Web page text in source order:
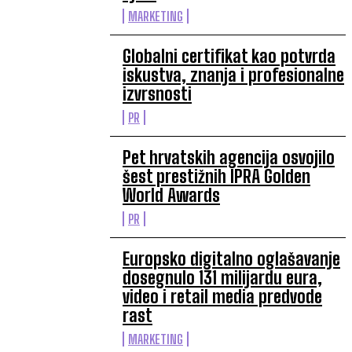
MARKETING
Globalni certifikat kao potvrda
iskustva, znanja i profesionalne
izvrsnosti
PR
Pet hrvatskih agencija osvojilo
šest prestižnih IPRA Golden
World Awards
PR
Europsko digitalno oglašavanje
dosegnulo 131 milijardu eura,
video i retail media predvode
rast
MARKETING